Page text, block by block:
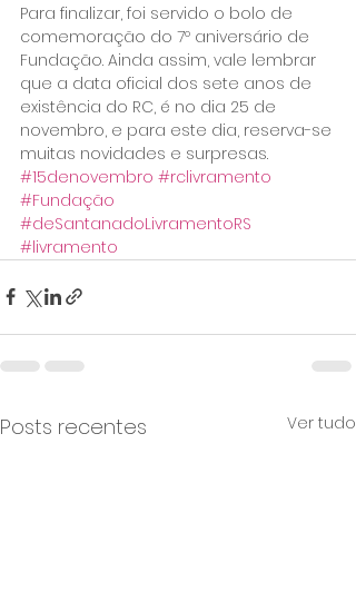
Para finalizar, foi servido o bolo de
comemoração do 7º aniversário de
Fundação. Ainda assim, vale lembrar
que a data oficial dos sete anos de
existência do RC, é no dia 25 de
novembro, e para este dia, reserva-se
muitas novidades e surpresas.
#15denovembro #rclivramento
#Fundação
#deSantanadoLivramentoRS
#livramento
Posts recentes Ver tudo